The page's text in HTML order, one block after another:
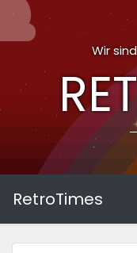
Wir
RetroTimes